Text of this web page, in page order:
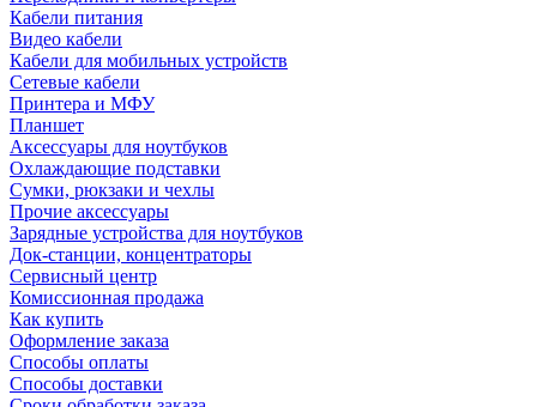
Кабели питания
Видео кабели
Кабели для мобильных устройств
Сетевые кабели
Принтера и МФУ
Планшет
Аксессуары для ноутбуков
Охлаждающие подставки
Сумки, рюкзаки и чехлы
Прочие аксессуары
Зарядные устройства для ноутбуков
Док-станции, концентраторы
Сервисный центр
Комиссионная продажа
Как купить
Оформление заказа
Способы оплаты
Способы доставки